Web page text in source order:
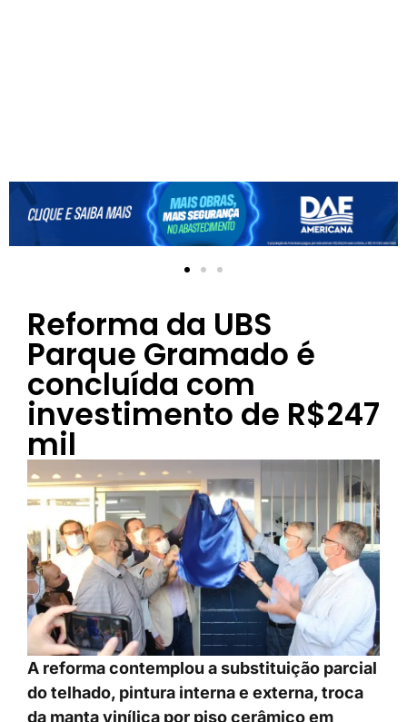
Reforma da UBS
Parque Gramado é
concluída com
investimento de R$247
mil
A reforma contemplou a substituição parcial
do telhado, pintura interna e externa, troca
da manta vinílica por piso cerâmico em